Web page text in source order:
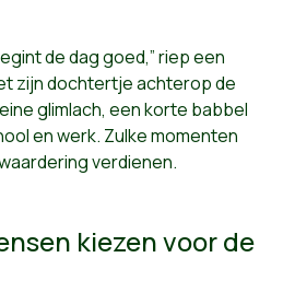
de dag goed,” riep een
zijn dochtertje achterop de
glimlach, een korte babbel
en werk. Zulke momenten
verdienen.
kiezen voor de